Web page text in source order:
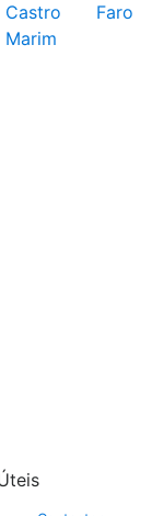
Castro
Marim
Faro